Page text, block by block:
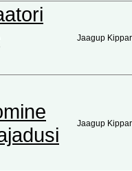
Jaagup Kippar
Jaagup Kippar